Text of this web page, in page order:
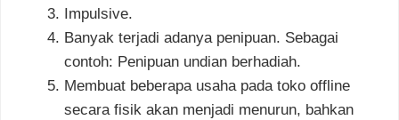
Impulsive.
Banyak terjadi adanya penipuan. Sebagai
contoh: Penipuan undian berhadiah.
Membuat beberapa usaha pada toko offline
secara fisik akan menjadi menurun, bahkan